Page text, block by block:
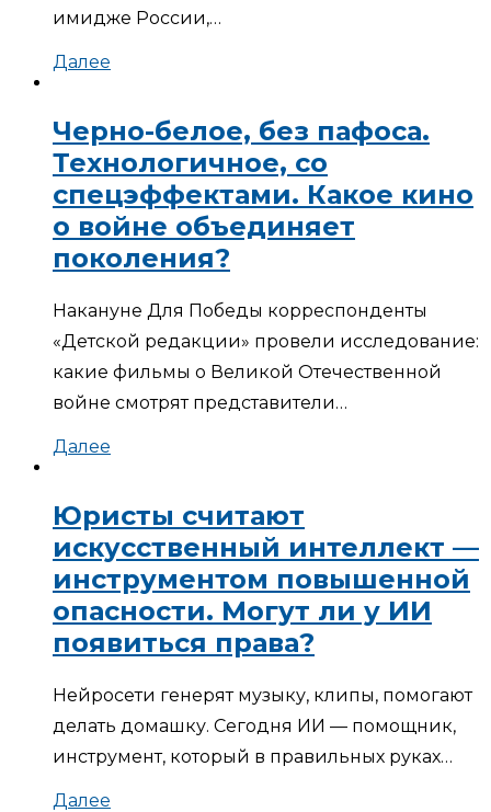
имидже России,…
Далее
Черно-белое, без пафоса.
Технологичное, со
спецэффектами. Какое кино
о войне объединяет
поколения?
Накануне Для Победы корреспонденты
«Детской редакции» провели исследование:
какие фильмы о Великой Отечественной
войне смотрят представители…
Далее
Юристы считают
искусственный интеллект —
инструментом повышенной
опасности. Могут ли у ИИ
появиться права?
Нейросети генерят музыку, клипы, помогают
делать домашку. Сегодня ИИ — помощник,
инструмент, который в правильных руках…
Далее